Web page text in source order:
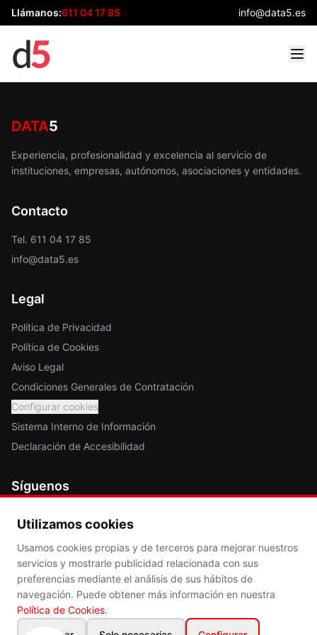
Llámanos:611 04 17 85 info@data5.es
DATA5
Experiencia, profesionalidad y excelencia al servicio de
instituciones, empresas, autónomos, asociaciones y entidades.
Contacto
Tel. 611 04 17 85
info@data5.es
Legal
Política de Privacidad
Política de Cookies
Aviso Legal
Condiciones Generales de Contratación
Configurar cookies
Sistema Interno de Información
Declaración de Accesibilidad
Síguenos
5.0en Google
Mejor valorada en protección de datos
Utilizamos cookies
Usamos cookies propias y de terceros para mejorar nuestros
servicios y mostrarle publicidad relacionada con sus
preferencias mediante el análisis de sus hábitos de
navegación. Puede obtener más información en nuestra
Política de Cookies.